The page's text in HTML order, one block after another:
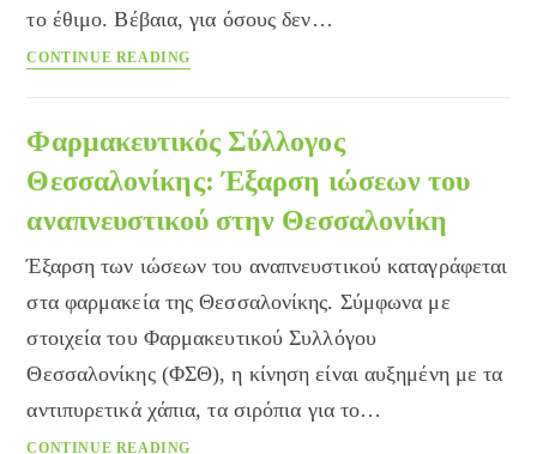
το έθιμο. Βέβαια, για όσους δεν…
CONTINUE READING
Πασχαλινά
αυγά
Φαρμακευτικός Σύλλογος
Θεσσαλονίκης: Έξαρση ιώσεων του
αναπνευστικού στην Θεσσαλονίκη
Έξαρση των ιώσεων του αναπνευστικού καταγράφεται
στα φαρμακεία της Θεσσαλονίκης. Σύμφωνα με
στοιχεία του Φαρμακευτικού Συλλόγου
Θεσσαλονίκης (ΦΣΘ), η κίνηση είναι αυξημένη με τα
αντιπυρετικά χάπια, τα σιρόπια για το…
CONTINUE READING